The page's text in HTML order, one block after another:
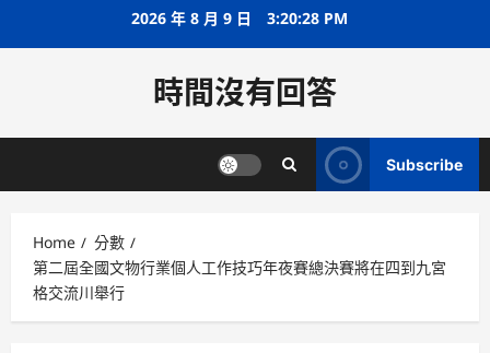
2026 年 8 月 9 日 3:20:29 PM
時間沒有回答
Subscribe
Home
分數
第二屆全國文物行業個人工作技巧年夜賽總決賽將在四到九宮
格交流川舉行